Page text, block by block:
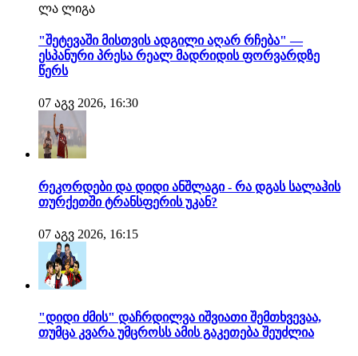
ლა ლიგა
"შეტევაში მისთვის ადგილი აღარ რჩება" —
ესპანური პრესა რეალ მადრიდის ფორვარდზე
წერს
07 აგვ 2026, 16:30
რეკორდები და დიდი ანშლაგი - რა დგას სალაჰის
თურქეთში ტრანსფერის უკან?
07 აგვ 2026, 16:15
"დიდი ძმის" დაჩრდილვა იშვიათი შემთხვევაა,
თუმცა კვარა უმცროსს ამის გაკეთება შეუძლია